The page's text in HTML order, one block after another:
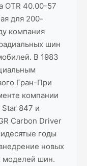
OTR 40.00-57
для 200-
компания
шин
В 1983
Гран-При
компании
847 и
Carbon Driver
годы
новых
моделей шин.